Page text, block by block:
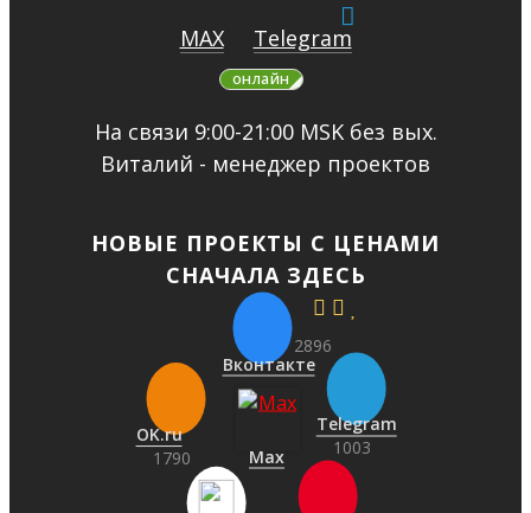
MAX Telegram
онлайн
На связи 9:00-21:00 MSK без вых.
Виталий - менеджер проектов
НОВЫЕ ПРОЕКТЫ С ЦЕНАМИ
СНАЧАЛА ЗДЕСЬ